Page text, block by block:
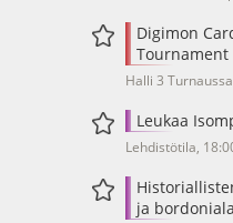
Digimon
Tournament
Halli 3
Leukaa
Lehdistötila,
ja